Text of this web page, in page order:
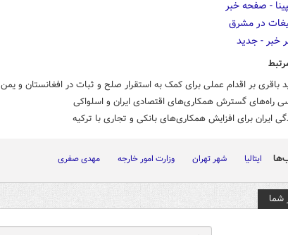
باقری بر اقدام عملی برای کمک به استقرار صلح و ثبات در افغانستان و یمن
راه‌های گسترش همکاری‌های اقتصادی ایران و اسلواکی
ایران برای افزایش همکاری‌های بانکی و تجاری با ترکیه
ایتالیا شهر تهران وزارت امور خارجه مهدی صفری
شما